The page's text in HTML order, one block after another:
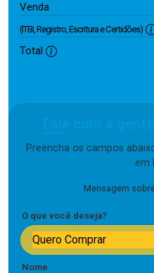
Venda
(ITBI, Registro, Escritura e Certidões)
Total
Preencha os campos
em
Mensagem
O que você deseja?
Quero Comprar
Nome